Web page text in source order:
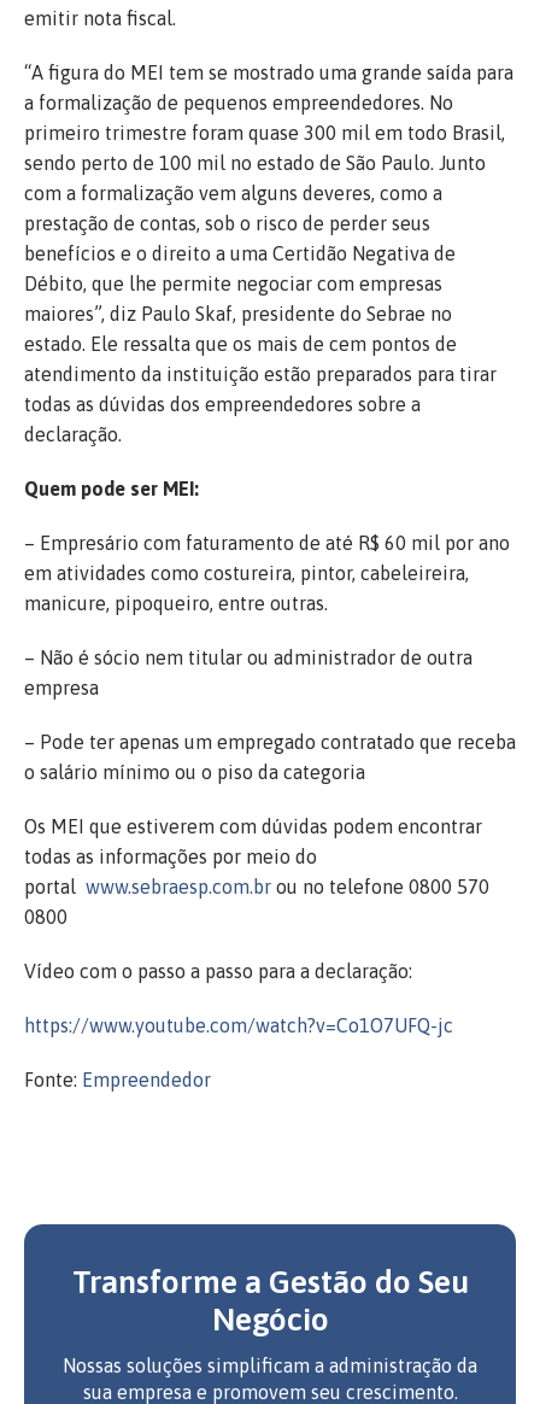
emitir nota fiscal.
“A figura do MEI tem se mostrado uma grande saída para
a formalização de pequenos empreendedores. No
primeiro trimestre foram quase 300 mil em todo Brasil,
sendo perto de 100 mil no estado de São Paulo. Junto
com a formalização vem alguns deveres, como a
prestação de contas, sob o risco de perder seus
benefícios e o direito a uma Certidão Negativa de
Débito, que lhe permite negociar com empresas
maiores”, diz Paulo Skaf, presidente do Sebrae no
estado. Ele ressalta que os mais de cem pontos de
atendimento da instituição estão preparados para tirar
todas as dúvidas dos empreendedores sobre a
declaração.
Quem pode ser MEI:
– Empresário com faturamento de até R$ 60 mil por ano
em atividades como costureira, pintor, cabeleireira,
manicure, pipoqueiro, entre outras.
– Não é sócio nem titular ou administrador de outra
empresa
– Pode ter apenas um empregado contratado que receba
o salário mínimo ou o piso da categoria
Os MEI que estiverem com dúvidas podem encontrar
todas as informações por meio do
portal www.sebraesp.com.br ou no telefone 0800 570
0800
Vídeo com o passo a passo para a declaração:
https://www.youtube.com/watch?v=Co1O7UFQ-jc
Fonte: Empreendedor
Transforme a Gestão do Seu
Negócio
Nossas soluções simplificam a administração da
sua empresa e promovem seu crescimento.